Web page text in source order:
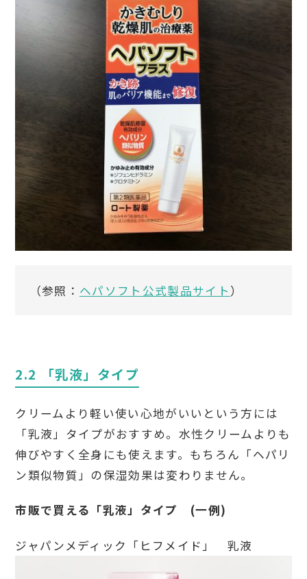
（参照： ヘパソフト公式製品サイト ）
2.2 「乳液」タイプ
クリームより軽い使い心地がいいという方には
「乳液」タイプがおすすめ。水性クリームよりも
伸びやすく全身にも使えます。もちろん「ヘパリ
ン類似物質」の保湿効果は変わりません。
市販で買える「乳液」タイプ (一例)
ジャパンメディック「ヒフメイド」 乳液